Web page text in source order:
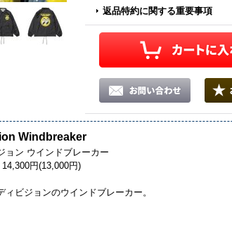
返品特約に関する重要事項
Windbreaker
ョン ウインドブレーカー
円(13,000円)
ビジョンのウインドブレーカー。